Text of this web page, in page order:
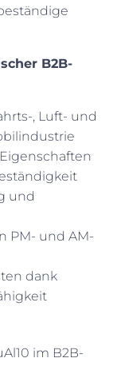
B2B-
, Luft- und
und
PM- und AM-
dank
im B2B-